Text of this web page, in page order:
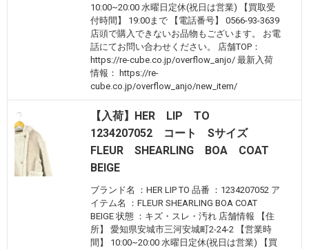
10:00~20:00 水曜日定休(祝日は営業) 【買取受
付時間】 19:00まで 【電話番号】 0566-93-3639
店頭で購入できないお品物もございます。 お電
話にてお問い合わせください。 店舗TOP：
https://re-cube.co.jp/overflow_anjo/ 最新入荷
情報： https://re-
cube.co.jp/overflow_anjo/new_item/
【入荷】HER LIP TO
1234207052 コート Sサイズ
FLEUR SHEARLING BOA COAT
BEIGE
ブランド名 ：HER LIP TO 品番 ：1234207052 ア
イテム名 ：FLEUR SHEARLING BOA COAT
BEIGE 状態 ：キズ・スレ・汚れ 店舗情報 【住
所】 愛知県安城市三河安城町2-24-2 【営業時
間】 10:00~20:00 水曜日定休(祝日は営業) 【買